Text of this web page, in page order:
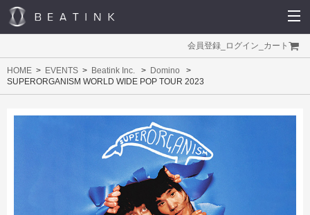
会員登録 ログイン カート
HOME EVENTS Beatink Inc.
Domino
SUPERORGANISM WORLD WIDE POP TOUR 2023